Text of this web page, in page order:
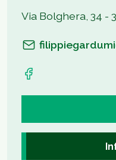
Via Bolghera, 34 -